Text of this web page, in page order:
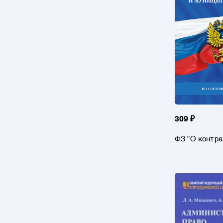
309 ₽
ФЗ "О
сост. на